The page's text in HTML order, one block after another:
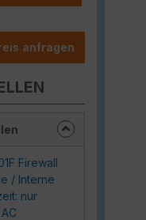
anfragen
Firewall
/ Interne
nur